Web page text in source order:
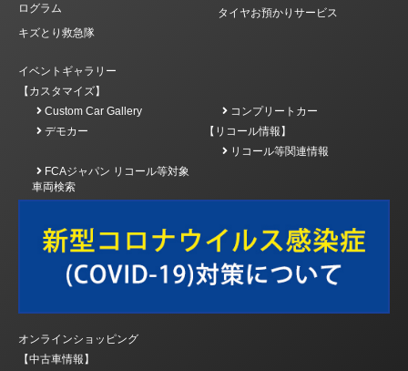
ログラム
タイヤお預かりサービス
キズとり救急隊
イベントギャラリー
【カスタマイズ】
Custom Car Gallery
コンプリートカー
デモカー
【リコール情報】
リコール等関連情報
FCAジャパン リコール等対象
車両検索
オンラインショッピング
【中古車情報】